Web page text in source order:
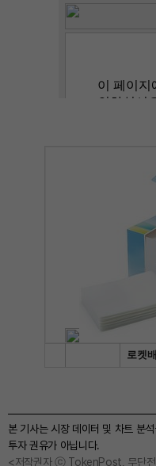
본 기사는 시장 데이터 및 차트 분
투자 권유가 아닙니다.
<저작권자 ⓒ TokenPost, 무단전